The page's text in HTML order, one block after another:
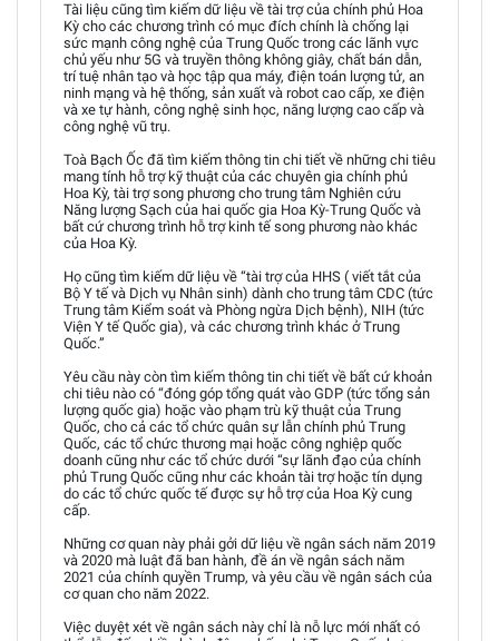
Tài liệu cũng tìm kiếm dữ liệu về tài trợ của chính phủ Hoa
Kỳ cho các chương trình có mục đích chính là chống lại
sức mạnh công nghệ của Trung Quốc trong các lãnh vực
chủ yếu như 5G và truyền thông không giây, chất bán dẫn,
trí tuệ nhân tạo và học tập qua máy, điện toán lượng tử, an
ninh mạng và hệ thống, sản xuất và robot cao cấp, xe điện
và xe tự hành, công nghệ sinh học, năng lượng cao cấp và
công nghệ vũ trụ.
Toà Bạch Ốc đã tìm kiếm thông tin chi tiết về những chi tiêu
mang tính hỗ trợ kỹ thuật của các chuyên gia chính phủ
Hoa Kỳ, tài trợ song phương cho trung tâm Nghiên cứu
Năng lượng Sạch của hai quốc gia Hoa Kỳ-Trung Quốc và
bất cứ chương trình hỗ trợ kinh tế song phương nào khác
của Hoa Kỳ.
Họ cũng tìm kiếm dữ liệu về “tài trợ của HHS ( viết tắt của
Bộ Y tế và Dịch vụ Nhân sinh) dành cho trung tâm CDC (tức
Trung tâm Kiểm soát và Phòng ngừa Dịch bệnh), NIH (tức
Viện Y tế Quốc gia), và các chương trình khác ở Trung
Quốc.”
Yêu cầu này còn tìm kiếm thông tin chi tiết về bất cứ khoản
chi tiêu nào có “đóng góp tổng quát vào GDP (tức tổng sản
lượng quốc gia) hoặc vào phạm trù kỹ thuật của Trung
Quốc, cho cả các tổ chức quân sự lẫn chính phủ Trung
Quốc, các tổ chức thương mại hoặc công nghiệp quốc
doanh cũng như các tổ chức dưới “sự lãnh đạo của chính
phủ Trung Quốc cũng như các khoản tài trợ hoặc tín dụng
do các tổ chức quốc tế được sự hỗ trợ của Hoa Kỳ cung
cấp.
Những cơ quan này phải gởi dữ liệu về ngân sách năm 2019
và 2020 mà luật đã ban hành, đề án về ngân sách năm
2021 của chính quyền Trump, và yêu cầu về ngân sách của
cơ quan cho năm 2022.
Việc duyệt xét về ngân sách này chỉ là nỗ lực mới nhất có